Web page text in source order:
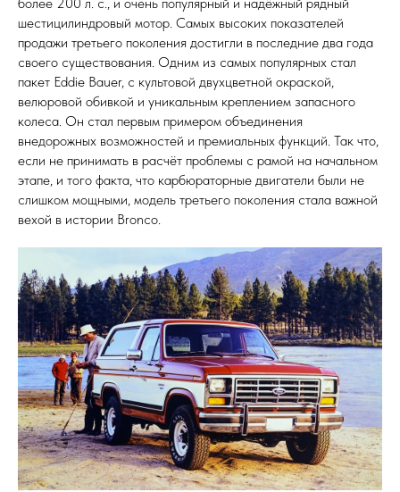
более 200 л. с., и очень популярный и надёжный рядный
шестицилиндровый мотор. Самых высоких показателей
продажи третьего поколения достигли в последние два года
своего существования. Одним из самых популярных стал
пакет Eddie Bauer, с культовой двухцветной окраской,
велюровой обивкой и уникальным креплением запасного
колеса. Он стал первым примером объединения
внедорожных возможностей и премиальных функций. Так что,
если не принимать в расчёт проблемы с рамой на начальном
этапе, и того факта, что карбюраторные двигатели были не
слишком мощными, модель третьего поколения стала важной
вехой в истории Bronco.